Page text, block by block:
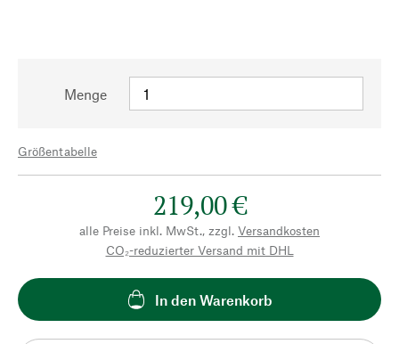
Menge
Größentabelle
219,00 €
alle Preise inkl. MwSt., zzgl. Versandkosten
CO₂-reduzierter Versand mit DHL
In den Warenkorb